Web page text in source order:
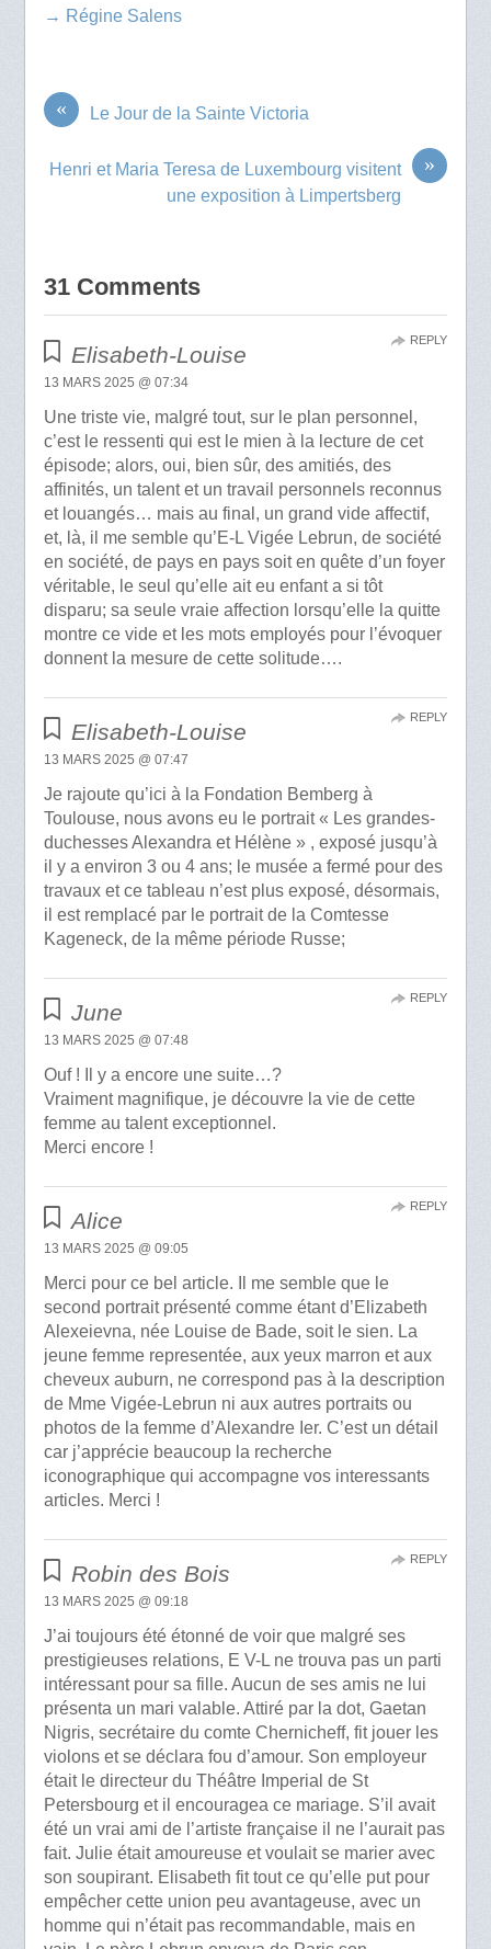
→ Régine Salens
« Le Jour de la Sainte Victoria
»
Henri et Maria Teresa de Luxembourg visitent
une exposition à Limpertsberg
31 Comments
Elisabeth-Louise
13 MARS 2025 @ 07:34
Une triste vie, malgré tout, sur le plan personnel,
c’est le ressenti qui est le mien à la lecture de cet
épisode; alors, oui, bien sûr, des amitiés, des
affinités, un talent et un travail personnels reconnus
et louangés… mais au final, un grand vide affectif,
et, là, il me semble qu’E-L Vigée Lebrun, de société
en société, de pays en pays soit en quête d’un foyer
véritable, le seul qu’elle ait eu enfant a si tôt
disparu; sa seule vraie affection lorsqu’elle la quitte
montre ce vide et les mots employés pour l’évoquer
donnent la mesure de cette solitude….
REPLY
Elisabeth-Louise
13 MARS 2025 @ 07:47
Je rajoute qu’ici à la Fondation Bemberg à
Toulouse, nous avons eu le portrait « Les grandes-
duchesses Alexandra et Hélène » , exposé jusqu’à
il y a environ 3 ou 4 ans; le musée a fermé pour des
travaux et ce tableau n’est plus exposé, désormais,
il est remplacé par le portrait de la Comtesse
Kageneck, de la même période Russe;
REPLY
June
13 MARS 2025 @ 07:48
Ouf ! Il y a encore une suite…?
Vraiment magnifique, je découvre la vie de cette
femme au talent exceptionnel.
Merci encore !
REPLY
Alice
13 MARS 2025 @ 09:05
Merci pour ce bel article. Il me semble que le
second portrait présenté comme étant d’Elizabeth
Alexeievna, née Louise de Bade, soit le sien. La
jeune femme representée, aux yeux marron et aux
cheveux auburn, ne correspond pas à la description
de Mme Vigée-Lebrun ni aux autres portraits ou
photos de la femme d’Alexandre Ier. C’est un détail
car j’apprécie beaucoup la recherche
iconographique qui accompagne vos interessants
articles. Merci !
REPLY
Robin des Bois
13 MARS 2025 @ 09:18
J’ai toujours été étonné de voir que malgré ses
prestigieuses relations, E V-L ne trouva pas un parti
intéressant pour sa fille. Aucun de ses amis ne lui
présenta un mari valable. Attiré par la dot, Gaetan
Nigris, secrétaire du comte Chernicheff, fit jouer les
violons et se déclara fou d’amour. Son employeur
était le directeur du Théâtre Imperial de St
Petersbourg et il encouragea ce mariage. S’il avait
été un vrai ami de l’artiste française il ne l’aurait pas
fait. Julie était amoureuse et voulait se marier avec
son soupirant. Elisabeth fit tout ce qu’elle put pour
empêcher cette union peu avantageuse, avec un
homme qui n’était pas recommandable, mais en
REPLY